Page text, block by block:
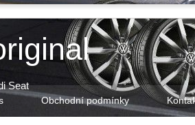
Seat
Obchodní podmínky